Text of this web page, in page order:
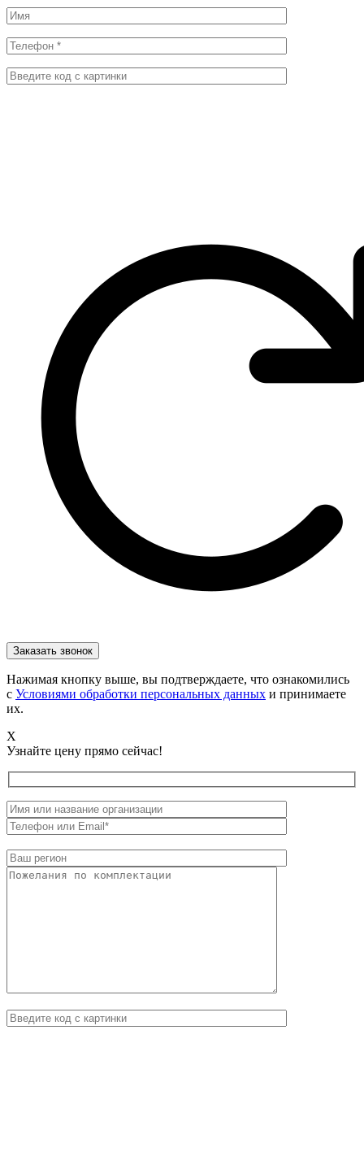
Нажимая кнопку выше, вы подтверждаете, что ознакомились
с Условиями обработки персональных данных и принимаете
их.
X
Узнайте цену прямо сейчас!